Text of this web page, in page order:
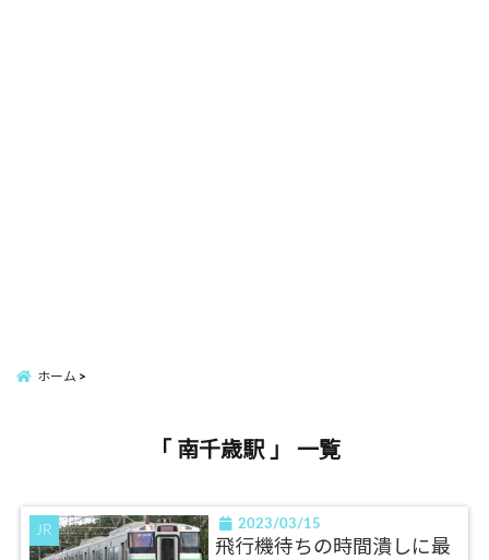
ホーム
「 南千歳駅 」 一覧
JR 2023/03/15
飛行機待ちの時間潰しに最